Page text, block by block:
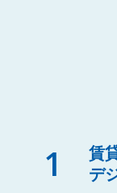
1
賃
デ